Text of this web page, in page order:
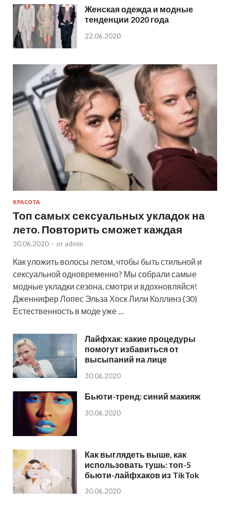
Женская одежда и модные
тенденции 2020 года
22.06.2020
КРАСОТА
Топ самых сексуальных укладок на
лето. Повторить сможет каждая
30.06.2020 - от admin
Как уложить волосы летом, чтобы быть стильной и
сексуальной одновременно? Мы собрали самые
модные укладки сезона, смотри и вдохновляйся!
Дженнифер Лопес Эльза Хоск Лили Коллинз (30)
Естественность в моде уже …
Лайфхак: какие процедуры
помогут избавиться от
высыпаний на лице
30.06.2020
Бьюти-тренд: синий макияж
30.06.2020
Как выглядеть выше, как
использовать тушь: топ-5
бьюти-лайфхаков из TikTok
30.06.2020